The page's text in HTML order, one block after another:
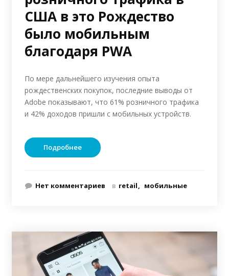
США в это Рождество
было мобильным
благодаря PWA
По мере дальнейшего изучения опыта
рождественских покупок, последние выводы от
Adobe показывают, что 61% розничного трафика
и 42% доходов пришли с мобильных устройств.
Подробнее
Нет комментариев в retail мобильные